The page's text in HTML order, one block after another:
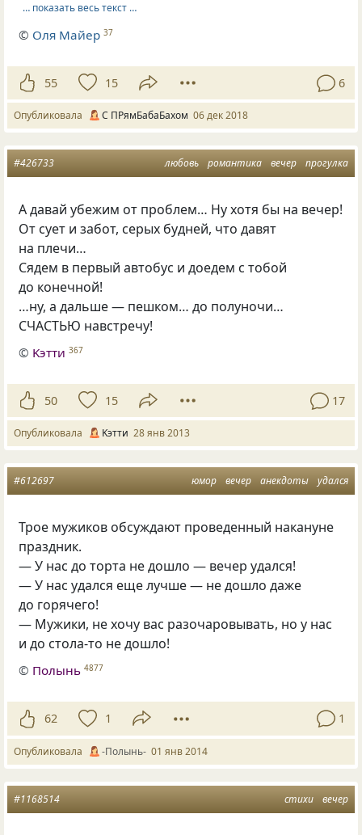
… показать весь текст …
© Оля Майер 37
55 15 6
Опубликовала С ПРямБабаБахом 06 дек 2018
любовь романтика вечер прогулка
#426733
А давай убежим от проблем… Ну хотя бы на вечер!
От сует и забот, серых будней, что давят
на плечи…
Сядем в первый автобус и доедем с тобой
до конечной!
…ну, а дальше — пешком… до полуночи…
СЧАСТЬЮ навстречу!
© Kэтти 367
50 15 17
Опубликовала Kэтти 28 янв 2013
юмор вечер анекдоты удался
#612697
Трое мужиков обсуждают проведенный накануне
праздник.
— У нас до торта не дошло — вечер удался!
— У нас удался еще лучше — не дошло даже
до горячего!
— Мужики, не хочу вас разочаровывать, но у нас
и до стола-то не дошло!
© Полынь 4877
62 1 1
Опубликовала -Полынь- 01 янв 2014
стихи вечер
#1168514